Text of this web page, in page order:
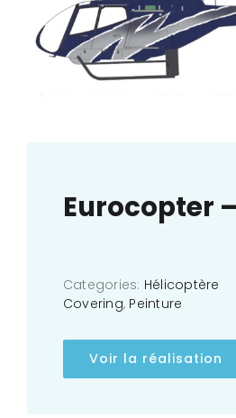
Eurocopter
Categories: Hélicoptère
Covering, Peinture
Voir la réalisation